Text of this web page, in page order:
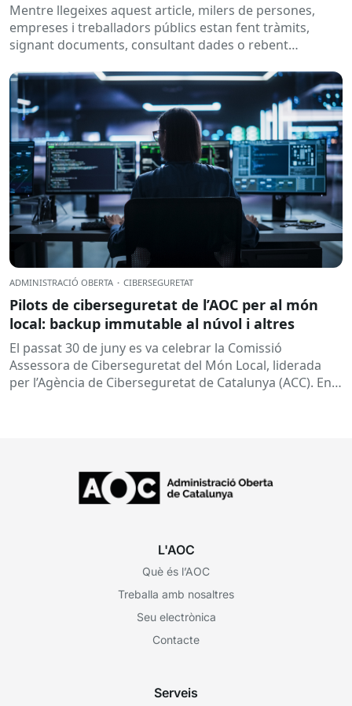
Mentre llegeixes aquest article, milers de persones,
empreses i treballadors públics estan fent tràmits,
signant documents, consultant dades o rebent
habitualment...
ADMINISTRACIÓ OBERTA · CIBERSEGURETAT
Pilots de ciberseguretat de l’AOC per al món
local: backup immutable al núvol i altres
El passat 30 de juny es va celebrar la Comissió
Assessora de Ciberseguretat del Món Local, liderada
per l’Agència de Ciberseguretat de Catalunya (ACC). En
L'AOC
Què és l’AOC
Treballa amb nosaltres
Seu electrònica
Contacte
Serveis